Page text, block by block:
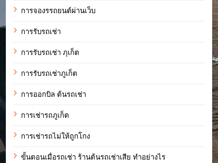
การจองรรถยนต์ผ่านเว็บ
การรับรถเช่า
การรับรถเช่า ภุเก็ต
การรับรถเช่าภูเก็ต
การออกบิล ต้นรถเช่า
การเช่ารถภูเก็ต
การเช่ารถไม่ให้ถูกโกง
ขั้นตอนเมื่อรถเช่า ร้านต้นรถเช่าเสีย ทำอย่างไร